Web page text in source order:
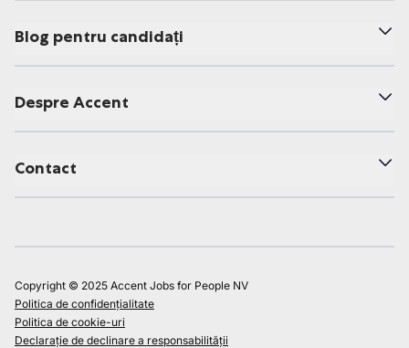
Blog pentru candidați
Despre Accent
Contact
Copyright © 2025 Accent Jobs for People NV
Politica de confidențialitate
Politica de cookie-uri
Declarație de declinare a responsabilității